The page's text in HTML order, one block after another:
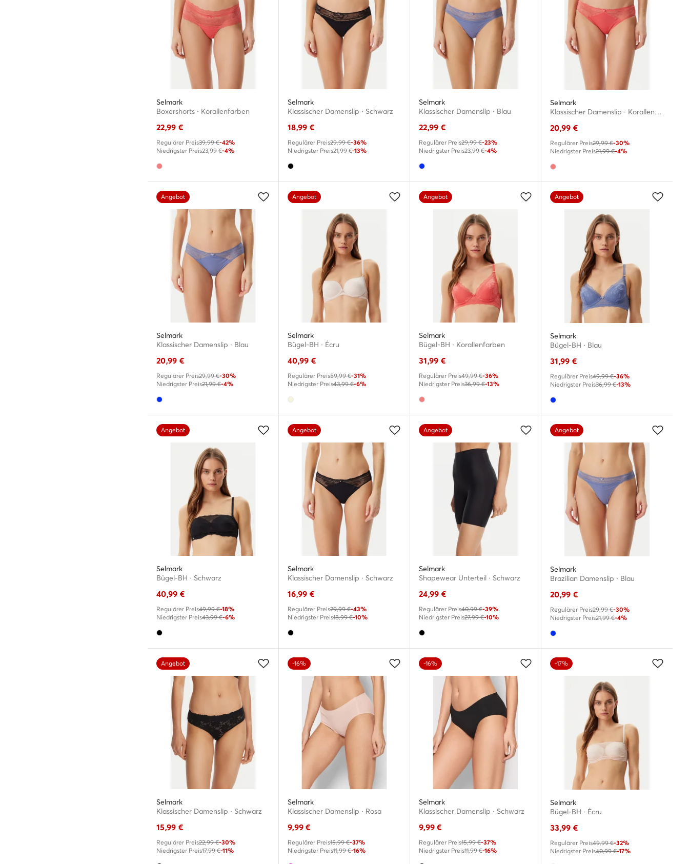
Selmark
Boxershorts · Korallenfarben
22,99 €
Regulärer Preis39,99 €-42%
Niedrigster Preis23,99 €-4%
Selmark
Klassischer Damenslip · Schwarz
18,99 €
Regulärer Preis29,99 €-36%
Niedrigster Preis21,99 €-13%
Selmark
Klassischer Damenslip · Blau
22,99 €
Regulärer Preis29,99 €-23%
Niedrigster Preis23,99 €-4%
Selmark
Klassischer Damenslip · Korallenfarben
20,99 €
Regulärer Preis29,99 €-30%
Niedrigster Preis21,99 €-4%
Angebot
Selmark
Klassischer Damenslip · Blau
20,99 €
Regulärer Preis29,99 €-30%
Niedrigster Preis21,99 €-4%
Angebot
Selmark
Bügel-BH · Écru
40,99 €
Regulärer Preis59,99 €-31%
Niedrigster Preis43,99 €-6%
Angebot
Selmark
Bügel-BH · Korallenfarben
31,99 €
Regulärer Preis49,99 €-36%
Niedrigster Preis36,99 €-13%
Angebot
Selmark
Bügel-BH · Blau
31,99 €
Regulärer Preis49,99 €-36%
Niedrigster Preis36,99 €-13%
Angebot
Selmark
Bügel-BH · Schwarz
40,99 €
Regulärer Preis49,99 €-18%
Niedrigster Preis43,99 €-6%
Angebot
Selmark
Klassischer Damenslip · Schwarz
16,99 €
Regulärer Preis29,99 €-43%
Niedrigster Preis18,99 €-10%
Angebot
Selmark
Shapewear Unterteil · Schwarz
24,99 €
Regulärer Preis40,99 €-39%
Niedrigster Preis27,99 €-10%
Angebot
Selmark
Brazilian Damenslip · Blau
20,99 €
Regulärer Preis29,99 €-30%
Niedrigster Preis21,99 €-4%
Angebot
Selmark
Klassischer Damenslip · Schwarz
15,99 €
Regulärer Preis22,99 €-30%
Niedrigster Preis17,99 €-11%
-16%
Selmark
Klassischer Damenslip · Rosa
9,99 €
Regulärer Preis15,99 €-37%
Niedrigster Preis11,99 €-16%
-16%
Selmark
Klassischer Damenslip · Schwarz
9,99 €
Regulärer Preis15,99 €-37%
Niedrigster Preis11,99 €-16%
-17%
Selmark
Bügel-BH · Écru
33,99 €
Regulärer Preis49,99 €-32%
Niedrigster Preis40,99 €-17%